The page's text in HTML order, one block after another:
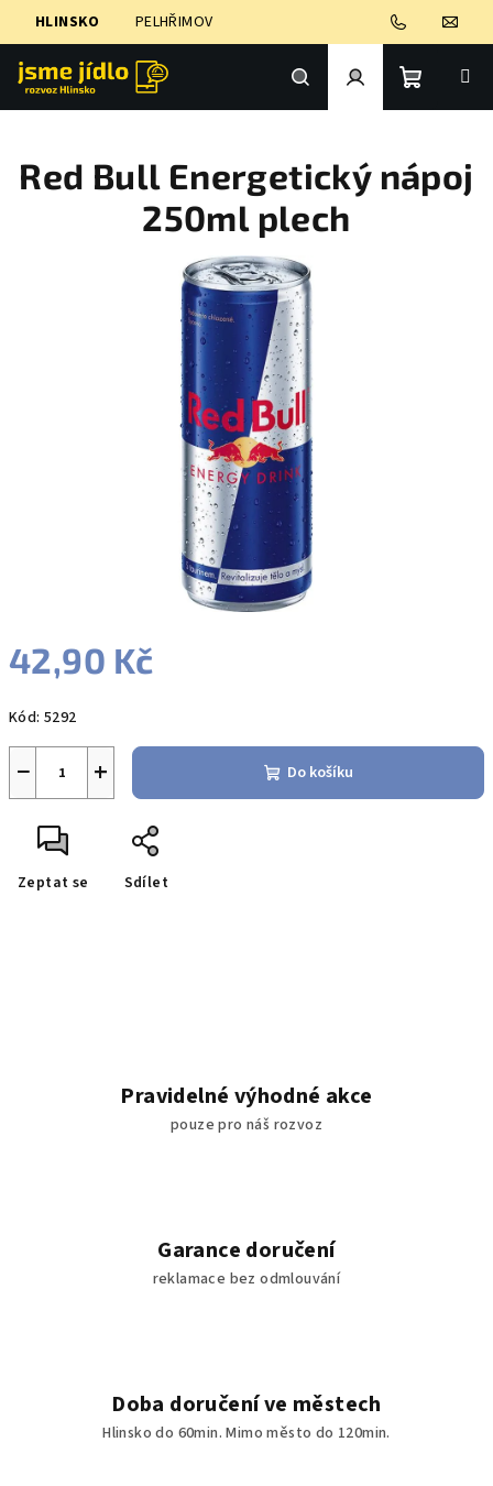
HLINSKO PELHŘIMOV
Hledat PřihlášeníNákupní
košík
42,90 Kč
cena:
Kód: 5292
+
− Do košíku
Zeptat se Sdílet
Red Bull Energetický nápoj
250ml plech
Pravidelné výhodné akce
pouze pro náš rozvoz
Garance doručení
reklamace bez odmlouvání
Doba doručení ve městech
Hlinsko do 60min. Mimo město do 120min.